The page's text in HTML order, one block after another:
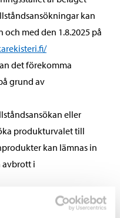
kan
med den 1.8.2025 på
det förekomma
grund av
eller
produkturvalet till
kan lämnas in
avbrott i